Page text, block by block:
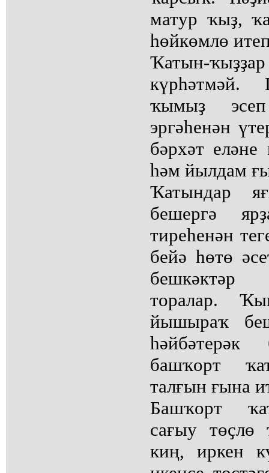
матур ҡыҙ,
һөйкөмлө
Ҡатын-
ҡымыҙ
эргәһенән
бәрхәт
һәм йылдам
Ҡатындар
бешергә
тиреһенән
бейә һөтө
торалар.
йышыраҡ
башҡорт
талғын ғына
Башҡорт
сағыу төҫлө
киң, иркен